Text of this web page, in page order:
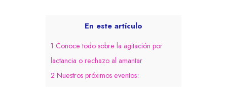
En este artículo
1 Conoce todo sobre la agitación por
lactancia o rechazo al amantar
2 Nuestros próximos eventos: